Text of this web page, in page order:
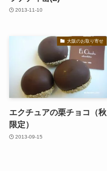
2013-11-10
大阪のお取り寄せ
エクチュアの栗チョコ（秋
限定）
2013-09-15